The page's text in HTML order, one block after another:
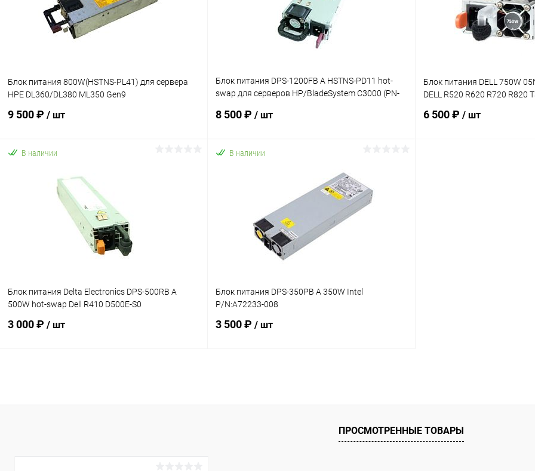
В избранное В наличии В наличии В избранное
Блок питания 800W(HSTNS-PL41) для сервера
HPE DL360/DL380 ML350 Gen9
9 500 ₽ / шт
Купить в 1 клик
Блок питания DPS-1200FB A HSTNS-PD11 hot-
swap для серверов HP/BladeSystem C3000 (PN-
8 500 ₽ / шт
К сравнению
В избранное В наличии
Блок питания DELL 750W
DELL R520 R620 R720 R820
6 500 ₽ / шт
В наличии
Блок питания Delta Electronics DPS-500RB A
500W hot-swap Dell R410 D500E-S0
3 000 ₽ / шт
Купить в 1 клик К сравнению
В наличии
Блок питания DPS-350PB A 350W Intel
P/N:A72233-008
3 500 ₽ / шт
Купить в 1 клик К сравнению
В наличии
ПРОСМОТРЕННЫЕ ТОВАРЫ